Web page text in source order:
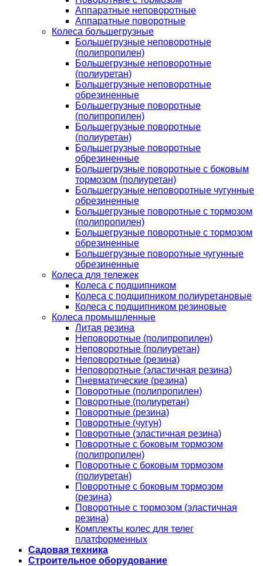
Аппаратные неповоротные
Аппаратные поворотные
Колеса большегрузные
Большегрузные неповоротные
(полипропилен)
Большегрузные неповоротные
(полиуретан)
Большегрузные неповоротные
обрезиненные
Большегрузные поворотные
(полипропилен)
Большегрузные поворотные
(полиуретан)
Большегрузные поворотные
обрезиненные
Большегрузные поворотные с боковым
тормозом (полиуретан)
Большегрузные неповоротные чугунные
обрезиненные
Большегрузные поворотные с тормозом
(полипропилен)
Большегрузные поворотные с тормозом
обрезиненные
Большегрузные поворотные чугунные
обрезиненные
Колеса для тележек
Колеса с подшипником
Колеса с подшипником полиуретановые
Колеса с подшипником резиновые
Колеса промышленные
Литая резина
Неповоротные (полипропилен)
Неповоротные (полиуретан)
Неповоротные (резина)
Неповоротные (эластичная резина)
Пневматические (резина)
Поворотные (полипропилен)
Поворотные (полиуретан)
Поворотные (резина)
Поворотные (чугун)
Поворотные (эластичная резина)
Поворотные c боковым тормозом
(полипропилен)
Поворотные c боковым тормозом
(полиуретан)
Поворотные c боковым тормозом
(резина)
Поворотные c тормозом (эластичная
резина)
Комплекты колес для телег
платформенных
Садовая техника
Строительное оборудование